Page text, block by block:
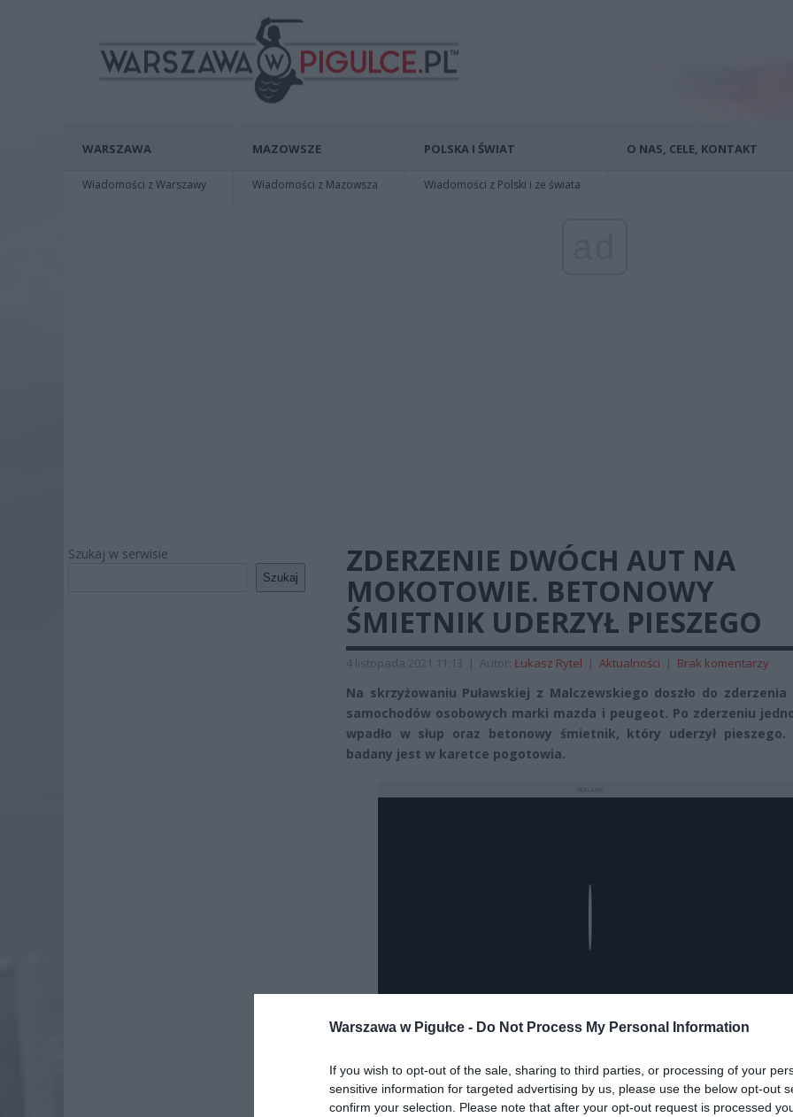
Warszawa w Pigułce - Do Not Process My Personal Information
If you wish to opt-out of the sale, sharing to third parties, or processing of your
sensitive information for targeted advertising by us, please use the below opt-out
confirm your selection. Please note that after your opt-out request is processed
WARSZAWA
Wiadomości z Warszawy
MAZOWSZE
Wiadomości z Mazowsza
POLSKA I ŚWIAT
Wiadomości z Polski i ze świata
O NAS, CELE, KONTAKT
Szukaj w serwisie
Szukaj
ZDERZENIE DWÓCH AUT NA
MOKOTOWIE. BETONOWY
ŚMIETNIK UDERZYŁ PIESZEGO
4 listopada 2021 11:13 | Autor: Łukasz Rytel | Aktualności | Brak komentarzy
Na skrzyżowaniu Puławskiej z Malczewskiego doszło do zderzenia
samochodów osobowych marki mazda i peugeot. Po zderzeniu
wpadło w słup oraz betonowy śmietnik, który uderzył pieszego.
badany jest w karetce pogotowia.